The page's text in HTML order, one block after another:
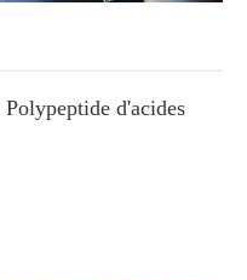
d'acides